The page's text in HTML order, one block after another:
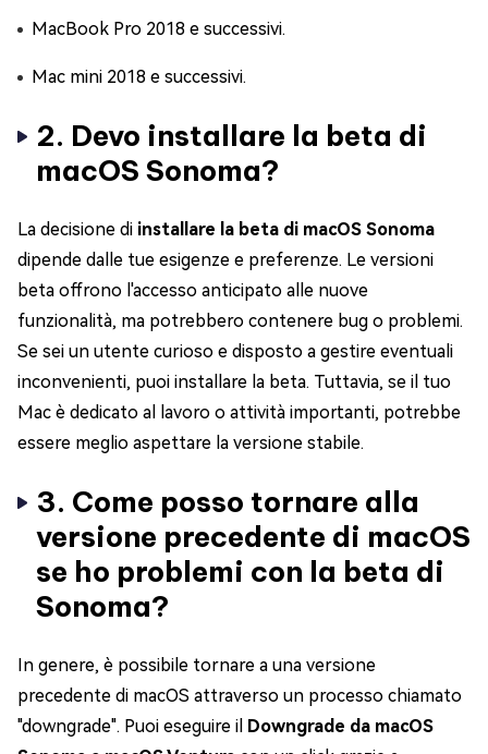
MacBook Pro 2018 e successivi.
Mac mini 2018 e successivi.
2. Devo installare la beta di
macOS Sonoma?
La decisione di installare la beta di macOS Sonoma
dipende dalle tue esigenze e preferenze. Le versioni
beta offrono l'accesso anticipato alle nuove
funzionalità, ma potrebbero contenere bug o problemi.
Se sei un utente curioso e disposto a gestire eventuali
inconvenienti, puoi installare la beta. Tuttavia, se il tuo
Mac è dedicato al lavoro o attività importanti, potrebbe
essere meglio aspettare la versione stabile.
3. Come posso tornare alla
versione precedente di macOS
se ho problemi con la beta di
Sonoma?
In genere, è possibile tornare a una versione
precedente di macOS attraverso un processo chiamato
"downgrade". Puoi eseguire il Downgrade da macOS